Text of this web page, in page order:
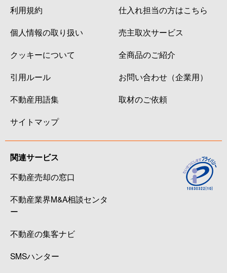
利用規約
個人情報の取り扱い
クッキーについて
引用ルール
不動産用語集
サイトマップ
仕入れ担当の方はこちら
売主取次サービス
全商品のご紹介
お問い合わせ（企業用）
取材のご依頼
関連サービス
不動産売却の窓口
不動産業界M&A相談センタ
ー
不動産の集客ナビ
SMSハンター